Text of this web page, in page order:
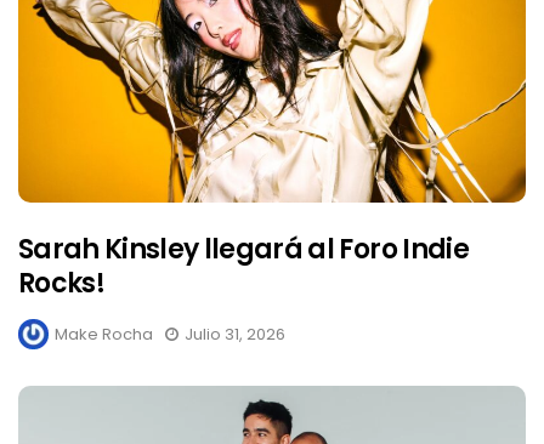
Sarah Kinsley llegará al Foro Indie
Rocks!
Make Rocha Julio 31, 2026